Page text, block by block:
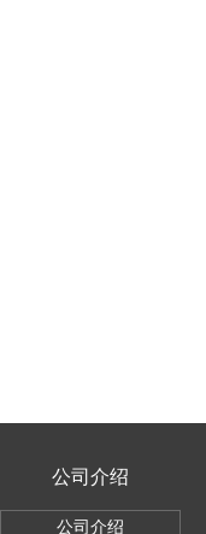
公司介绍
公司介绍